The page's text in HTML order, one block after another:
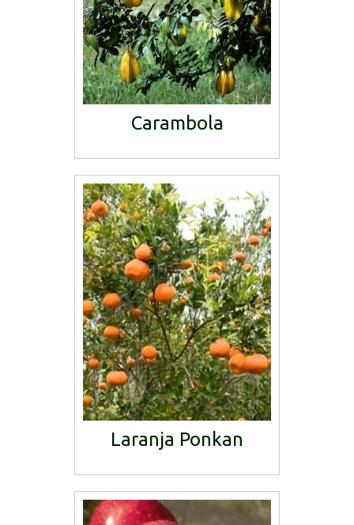
Carambola
Laranja Ponkan